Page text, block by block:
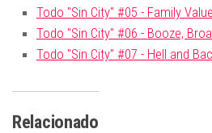
Todo "Sin City" #05 - Family
Todo "Sin City" #06 - Booze,
Todo "Sin City" #07 - Hell and
Relacionado